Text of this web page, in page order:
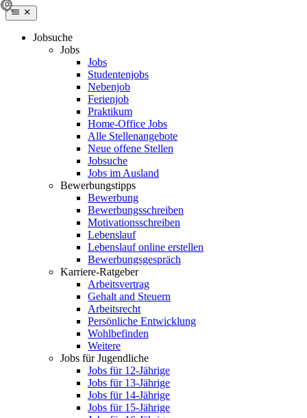
Jobsuche
Jobs
Jobs
Studentenjobs
Nebenjob
Ferienjob
Praktikum
Home-Office Jobs
Alle Stellenangebote
Neue offene Stellen
Jobsuche
Jobs im Ausland
Bewerbungstipps
Bewerbung
Bewerbungsschreiben
Motivationsschreiben
Lebenslauf
Lebenslauf online erstellen
Bewerbungsgespräch
Karriere-Ratgeber
Arbeitsvertrag
Gehalt and Steuern
Arbeitsrecht
Persönliche Entwicklung
Wohlbefinden
Weitere
Jobs für Jugendliche
Jobs für 12-Jährige
Jobs für 13-Jährige
Jobs für 14-Jährige
Jobs für 15-Jährige